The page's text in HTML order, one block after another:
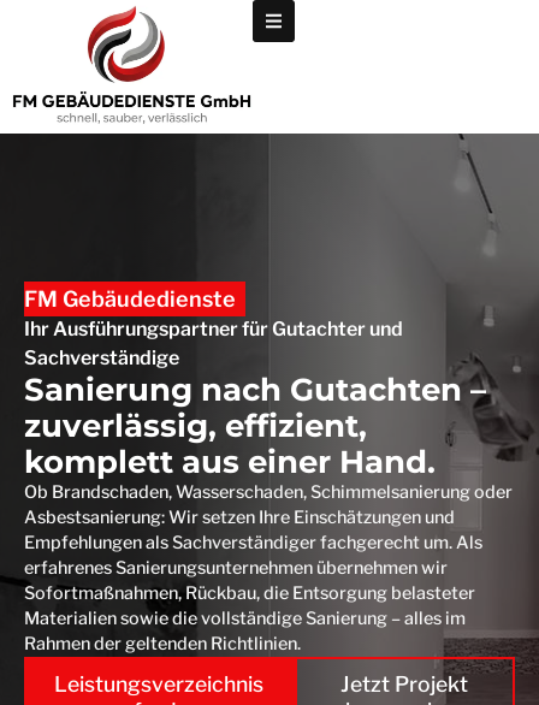
FM Gebäudedienste
Ihr Ausführungspartner für Gutachter und
Sachverständige
Sanierung nach Gutachten –
zuverlässig, effizient,
komplett aus einer Hand.
Ob Brandschaden, Wasserschaden, Schimmelsanierung oder
Asbestsanierung: Wir setzen Ihre Einschätzungen und
Empfehlungen als Sachverständiger fachgerecht um. Als
erfahrenes Sanierungsunternehmen übernehmen wir
Sofortmaßnahmen, Rückbau, die Entsorgung belasteter
Materialien sowie die vollständige Sanierung – alles im
Rahmen der geltenden Richtlinien.
Leistungsverzeichnis
Jetzt Projekt